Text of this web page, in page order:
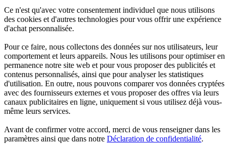
Ce n'est qu'avec votre consentement individuel que nous utilisons
des cookies et d'autres technologies pour vous offrir une expérience
d'achat personnalisée.
Pour ce faire, nous collectons des données sur nos utilisateurs, leur
comportement et leurs appareils. Nous les utilisons pour optimiser en
permanence notre site web et pour vous proposer des publicités et
contenus personnalisés, ainsi que pour analyser les statistiques
d'utilisation. En outre, nous pouvons comparer vos données cryptées
avec des fournisseurs externes et vous proposer des offres via leurs
canaux publicitaires en ligne, uniquement si vous utilisez déjà vous-
même leurs services.
Avant de confirmer votre accord, merci de vous renseigner dans les
paramètres ainsi que dans notre Déclaration de confidentialité.